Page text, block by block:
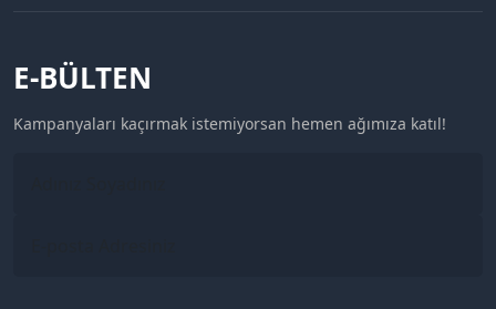
E-BÜLTEN
Kampanyaları kaçırmak istemiyorsan hemen ağımıza katıl!